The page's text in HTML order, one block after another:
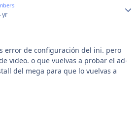
yr
error de configuración del ini. pero
video. o que vuelvas a probar el ad-
del mega para que lo vuelvas a